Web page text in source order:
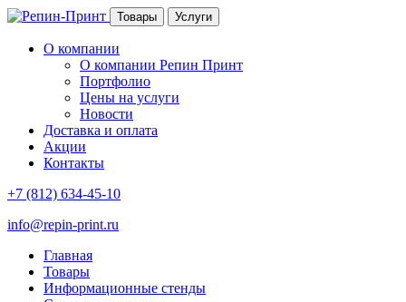
Товары Услуги
О компании
О компании Репин Принт
Портфолио
Цены на услуги
Новости
Доставка и оплата
Акции
Контакты
+7 (812) 634-45-10
info@repin-print.ru
Главная
Товары
Информационные стенды